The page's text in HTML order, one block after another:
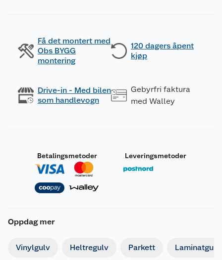
Få det montert med
Obs BYGG
montering
120 dagers åpent
kjøp
Drive-in - Med bilen
som handlevogn
Gebyrfri faktura
med Walley
Betalingsmetoder Leveringsmetoder
Oppdag mer
Vinylgulv Heltregulv Parkett Laminatgulv